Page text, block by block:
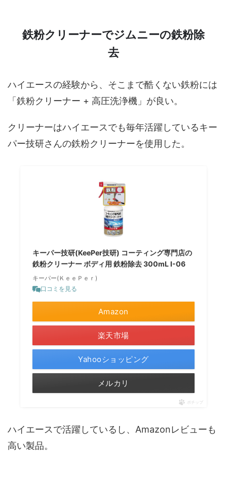
鉄粉クリーナーでジムニーの鉄粉除
去
ハイエースの経験から、そこまで酷くない鉄粉には
「鉄粉クリーナー + 高圧洗浄機」が良い。
クリーナーはハイエースでも毎年活躍しているキー
パー技研さんの鉄粉クリーナーを使用した。
キーパー技研(KeePer技研) コーティング専門店の
鉄粉クリーナー ボディ用 鉄粉除去 300mL I-06
キーパー(ＫｅｅＰｅｒ)
口コミを見る
Amazon
楽天市場
Yahooショッピング
メルカリ
ポチップ
ハイエースで活躍しているし、Amazonレビューも
高い製品。